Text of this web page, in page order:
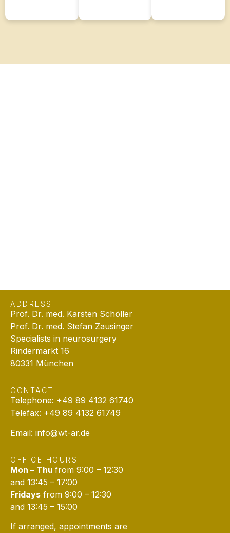
ADDRESS
Prof. Dr. med. Karsten Schöller
Prof. Dr. med. Stefan Zausinger
Specialists in neurosurgery
Rindermarkt 16
80331 München
CONTACT
Telephone: +49 89 4132 61740
Telefax: +49 89 4132 61749
Email: info@wt-ar.de
OFFICE HOURS
Mon – Thu from 9:00 – 12:30
and 13:45 – 17:00
Fridays from 9:00 – 12:30
and 13:45 – 15:00
If arranged, appointments are